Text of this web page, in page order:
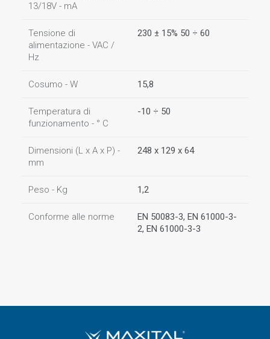
13/18V - mA
Tensione di
alimentazione - VAC /
Hz
230 ± 15% 50 ÷ 60
Cosumo - W 15,8
Temperatura di
funzionamento - ° C
-10 ÷ 50
Dimensioni (L x A x P) -
mm
248 x 129 x 64
Peso - Kg 1,2
Conforme alle norme
EN 50083-3, EN 61000-3-
2, EN 61000-3-3